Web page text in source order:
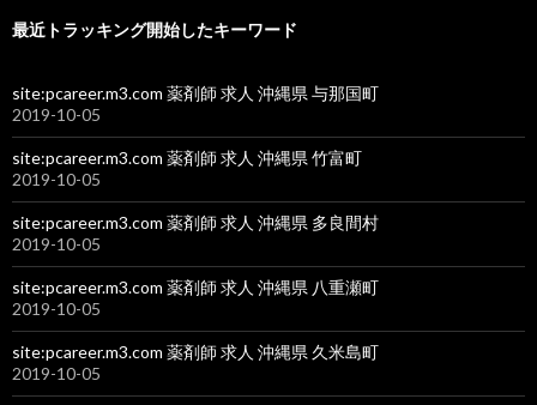
最近トラッキング開始したキーワード
site:pcareer.m3.com 薬剤師 求人 沖縄県 与那国町
2019-10-05
site:pcareer.m3.com 薬剤師 求人 沖縄県 竹富町
2019-10-05
site:pcareer.m3.com 薬剤師 求人 沖縄県 多良間村
2019-10-05
site:pcareer.m3.com 薬剤師 求人 沖縄県 八重瀬町
2019-10-05
site:pcareer.m3.com 薬剤師 求人 沖縄県 久米島町
2019-10-05